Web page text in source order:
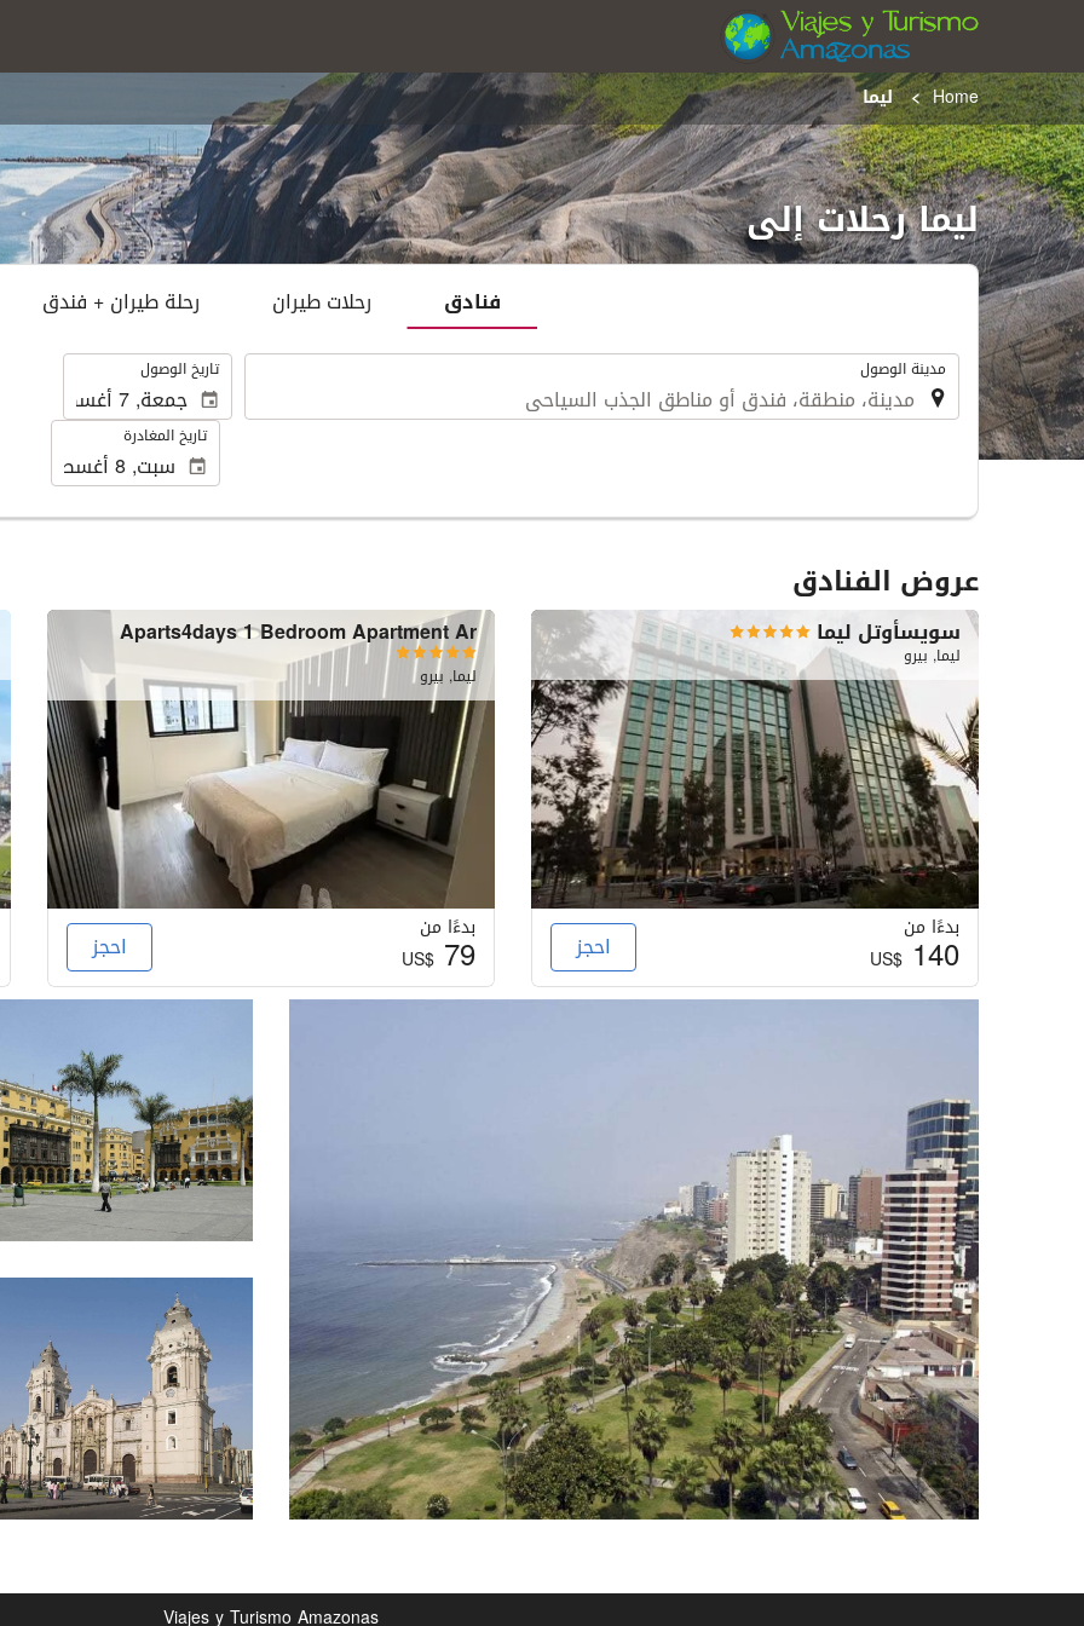
Home
ليما
ليما رحلات إلى
فنادق رحلات طيران رحلة طيران + فندق
. مدينة الوصول . تاريخ الوصول
تاريخ المغادرة
عروض الفنادق
سويسأوتل ليما
ليما, بيرو
بدءًا من
US$140 احجز
Aparts4days 1 Bedroom Apartment Ar
ليما, بيرو
بدءًا من
US$ 79 احجز
Viajes y Turismo Amazonas